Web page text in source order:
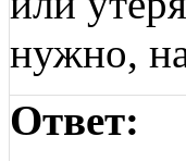
нужно,
Ответ: